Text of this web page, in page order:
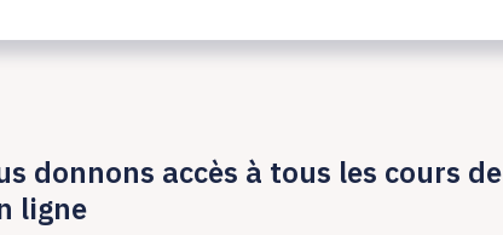
donnons accès à tous les cours de
ligne